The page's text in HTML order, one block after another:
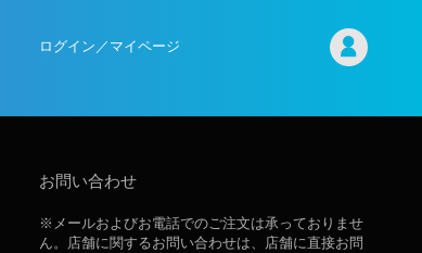
ログイン／マイページ
お問い合わせ
※メールおよびお電話でのご注文は承っておりませ
ん。店舗に関するお問い合わせは、店舗に直接お問